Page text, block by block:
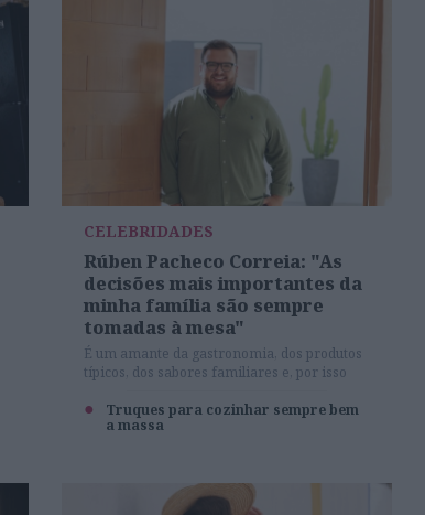
CELEBRIDADES
Rúben Pacheco Correia: "As
decisões mais importantes da
minha família são sempre
tomadas à mesa"
É um amante da gastronomia, dos produtos
típicos, dos sabores familiares e, por isso
estar mais satisfeito por fazer parte da
primeira edição do Chefs à Prova.
Truques para cozinhar sempre bem
a massa